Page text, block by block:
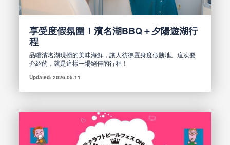
享受度假氛圍！濱名湖BBQ＋夕陽遊湖行
程
品嚐濱名湖現撈的美味海鮮，讓人彷彿置身度假勝地。這次要
介紹的，就是這樣一場絕佳的行程！
Updated: 2026.05.11